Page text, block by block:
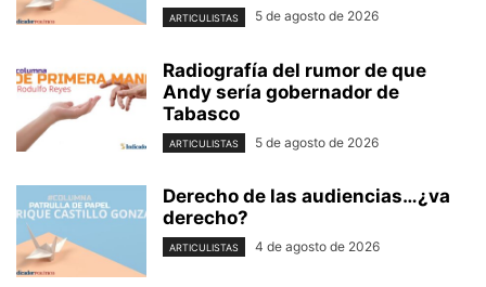
ARTICULISTAS 5 de agosto de 2026
Radiografía del rumor de que
Andy sería gobernador de
Tabasco
ARTICULISTAS 5 de agosto de 2026
Derecho de las audiencias…¿va
derecho?
ARTICULISTAS 4 de agosto de 2026